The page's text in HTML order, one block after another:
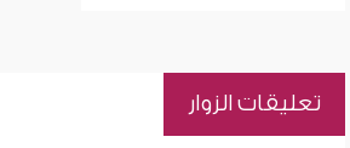
تعليقات الزوار